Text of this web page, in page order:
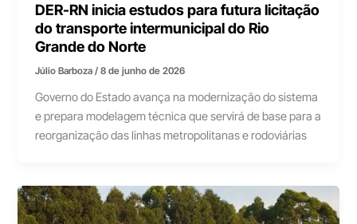
DER-RN inicia estudos para futura licitação
do transporte intermunicipal do Rio
Grande do Norte
Júlio Barboza/8 de junho de 2026
Governo do Estado avança na modernização do sistema
e prepara modelagem técnica que servirá de base para a
reorganização das linhas metropolitanas e rodoviárias